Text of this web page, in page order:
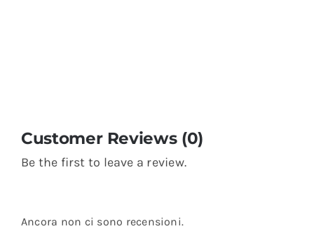
Customer Reviews (0)
Be the first to leave a review.
Ancora non ci sono recensioni.